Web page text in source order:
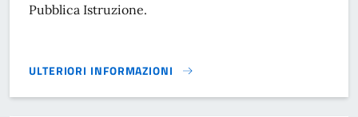
Pubblica Istruzione.
ULTERIORI INFORMAZIONI
MODULISTICA SEGRETERIA DEL SINDACO - SPORT -